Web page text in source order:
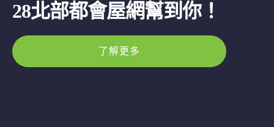
28北部都會屋網幫到你！
了解更多